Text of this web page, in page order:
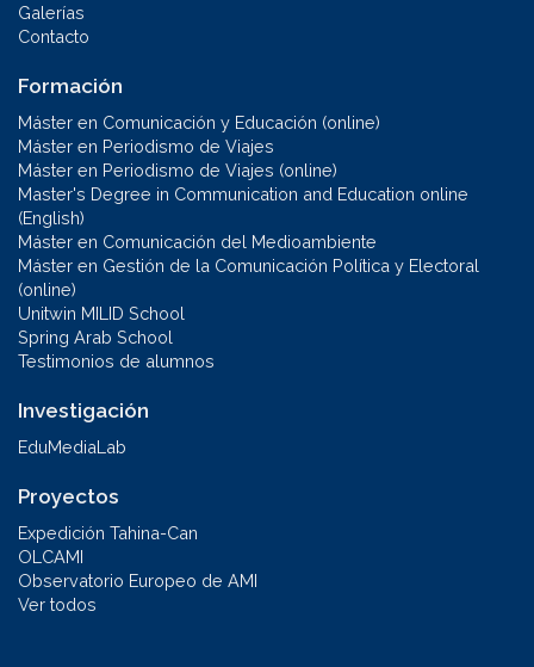
Galerías
Contacto
Formación
Máster en Comunicación y Educación (online)
Máster en Periodismo de Viajes
Máster en Periodismo de Viajes (online)
Master's Degree in Communication and Education online
(English)
Máster en Comunicación del Medioambiente
Máster en Gestión de la Comunicación Política y Electoral
(online)
Unitwin MILID School
Spring Arab School
Testimonios de alumnos
Investigación
EduMediaLab
Proyectos
Expedición Tahina-Can
OLCAMI
Observatorio Europeo de AMI
Ver todos